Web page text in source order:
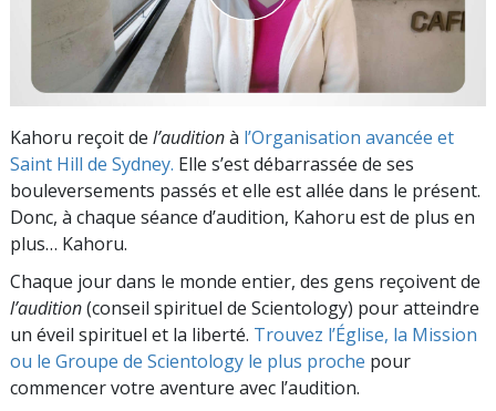
Kahoru reçoit de l’auditionà l’Organisation avancée et
Saint Hill de Sydney. Elle s’est débarrassée de ses
bouleversements passés et elle est allée dans le présent.
Donc, à chaque séance d’audition, Kahoru est de plus en
plus… Kahoru.
Chaque jour dans le monde entier, des gens reçoivent de
l’audition(conseil spirituel de Scientology) pour atteindre
un éveil spirituel et la liberté. Trouvez l’Église, la Mission
ou le Groupe de Scientology le plus proche pour
commencer votre aventure avec l’audition.